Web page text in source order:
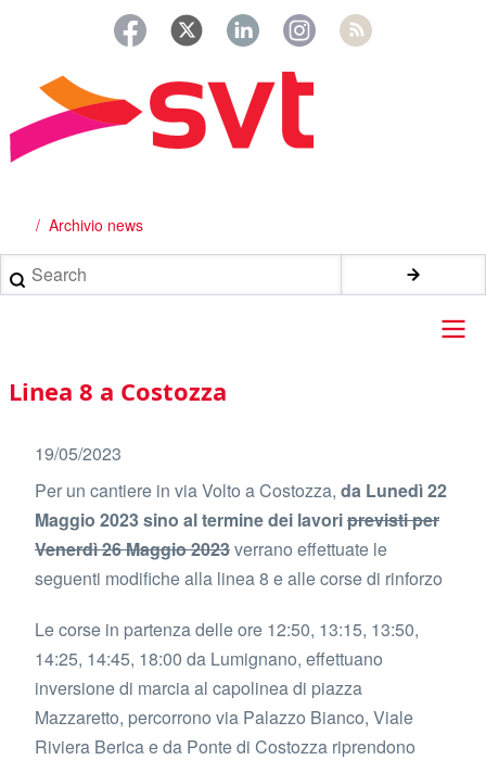
principale
Briciole
di
pane
Archivio news
Search
Main
navigation
Linea 8 a Costozza
19/05/2023
Per un cantiere in via Volto a Costozza, da Lunedì 22
Maggio 2023 sino al termine dei lavoriprevisti per
Venerdì 26 Maggio 2023verrano effettuate le
seguenti modifiche alla linea 8 e alle corse di rinforzo
Le corse in partenza delle ore 12:50, 13:15, 13:50,
14:25, 14:45, 18:00 da Lumignano, effettuano
inversione di marcia al capolinea di piazza
Mazzaretto, percorrono via Palazzo Bianco, Viale
Riviera Berica e da Ponte di Costozza riprendono